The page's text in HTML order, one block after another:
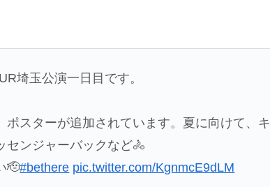
埼玉公演一日目です。
スターが追加されています。夏に向けて、キ
センジャーバックなど🚴
🫡#bethere pic.twitter.com/KgnmcE9dLM